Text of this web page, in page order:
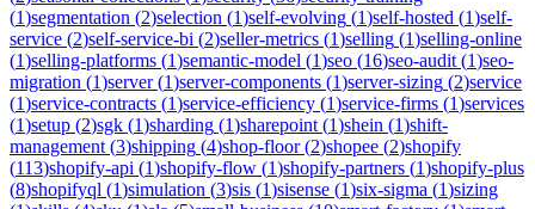
(1)segmentation (2)selection (1)self-evolving (1)self-hosted (1)self-
service (2)self-service-bi (2)seller-metrics (1)selling (1)selling-online
(1)selling-platforms (1)semantic-model (1)seo (16)seo-audit (1)seo-
migration (1)server(1)server-components (1)server-sizing (2)service
(1)service-contracts (1)service-efficiency (1)service-firms (1)services
(1)setup (2)sgk (1)sharding (1)sharepoint (1)shein (1)shift-
management (3)shipping (4)shop-floor(2)shopee (2)shopify
(113)shopify-api (1)shopify-flow (1)shopify-partners (1)shopify-plus
(8)shopifyql (1)simulation (3)sis (1)sisense (1)six-sigma (1)sizing